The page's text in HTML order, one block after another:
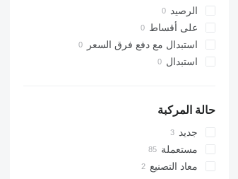
الرصيد
على أقساط
استبدال مع دفع فرق السعر
استبدال
حالة المركبة
جديد
مستعملة
معاد التصنيع